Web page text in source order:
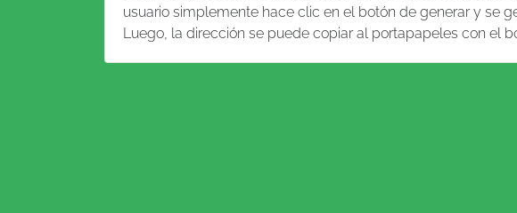
usuario simplemente hace clic en el botón de generar y se
Luego, la dirección se puede copiar al portapapeles con el